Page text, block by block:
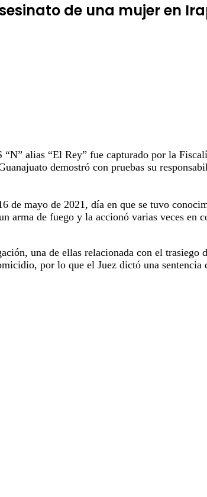
de una mujer en
alias “El Rey” fue capturado por la
demostró con pruebas su
de mayo de 2021, día en que se tuvo
arma de fuego y la accionó varias veces en
una de ellas relacionada con el trasiego
por lo que el Juez dictó una sentencia